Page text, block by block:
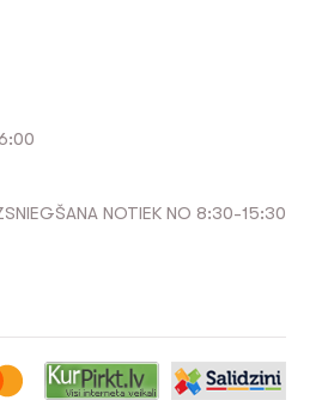
NOTIEK NO 8:30-15:30